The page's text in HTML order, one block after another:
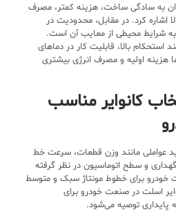
به سادگی ساخت، هزینه کمتر، مصرف
اشاره کرد. در مقابل، محدودیت در
شرایط محیطی از معایب آن است.
استحکام بالا، قابلیت کار در دماهای
هزینه اولیه و مصرف انرژی بیشتری
کانوایر مناسب
عواملی مانند وزن قطعات، سرعت خط
و سطح اتوماسیون در نظر گرفته
خودرو برای خطوط مونتاژ سبک و متوسط
اسلت در صنعت خودرو برای
توصیه می‌شود.